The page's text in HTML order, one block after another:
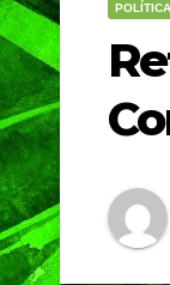
POLÍTICA